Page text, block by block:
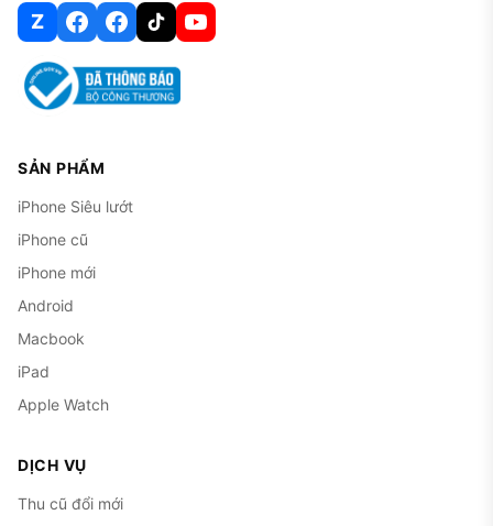
Z
SẢN PHẨM
iPhone Siêu lướt
iPhone cũ
iPhone mới
Android
Macbook
iPad
Apple Watch
DỊCH VỤ
Thu cũ đổi mới